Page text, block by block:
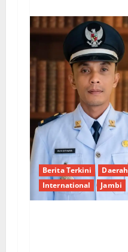
Berita Terkini
Daerah
International
Jambi